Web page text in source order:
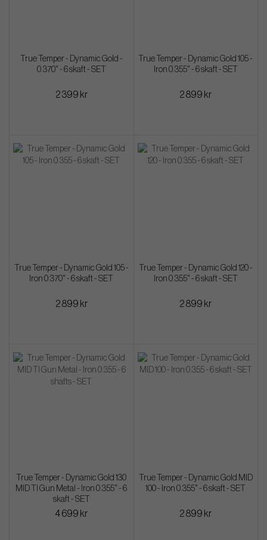
True Temper - Dynamic Gold -
0.370" - 6 skaft - SET
2 399 kr
True Temper - Dynamic Gold 105 -
Iron 0.355" - 6 skaft - SET
2 899 kr
True Temper - Dynamic Gold 105 -
Iron 0.370" - 6 skaft - SET
2 899 kr
True Temper - Dynamic Gold 120 -
Iron 0.355" - 6 skaft - SET
2 899 kr
True Temper - Dynamic Gold 130
MID TI Gun Metal - Iron 0.355" - 6
skaft - SET
4 699 kr
True Temper - Dynamic Gold MID
100 - Iron 0.355" - 6 skaft - SET
2 899 kr